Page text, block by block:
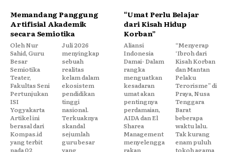
Memandang Panggung
Artifisial Akademik
secara Semiotika
Oleh Nur
Sahid, Guru
Besar
Semiotika
Teater,
Fakultas Seni
Pertunjukan
ISI
Yogyakarta
Artikel ini
berasal dari
Kompas.id
yang terbit
pada 02
Juli 2026
menyingkap
sebuah
realitas
kelam dalam
ekosistem
pendidikan
tinggi
nasional.
Terkuaknya
skandal
sejumlah
guru besar
yang
“Umat Perlu Belajar
dari Kisah Hidup
Korban”
Aliansi
Indonesia
Damai- Dalam
rangka
menguatkan
kesadaran
umat akan
pentingnya
perdamaian,
AIDA dan El
Sharea
Management
menyelengga
rakan
“Menyerap
‘Ibroh dari
Kisah Korban
dan Mantan
Pelaku
Terorisme” di
Praya, Nusa
Tenggara
Barat
beberapa
waktu lalu.
Tak kurang
enam puluh
tokoh agama